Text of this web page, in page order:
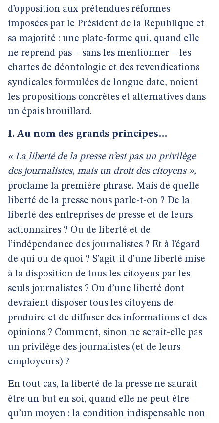
d’opposition aux prétendues réformes
imposées par le Président de la République et
sa majorité : une plate-forme qui, quand elle
ne reprend pas – sans les mentionner – les
chartes de déontologie et des revendications
syndicales formulées de longue date, noient
les propositions concrètes et alternatives dans
un épais brouillard.
I. Au nom des grands principes…
« La liberté de la presse n’est pas un privilège
des journalistes, mais un droit des citoyens »,
proclame la première phrase. Mais de quelle
liberté de la presse nous parle-t-on ? De la
liberté des entreprises de presse et de leurs
actionnaires ? Ou de liberté et de
l’indépendance des journalistes ? Et à l’égard
de qui ou de quoi ? S’agit-il d’une liberté mise
à la disposition de tous les citoyens par les
seuls journalistes ? Ou d’une liberté dont
devraient disposer tous les citoyens de
produire et de diffuser des informations et des
opinions ? Comment, sinon ne serait-elle pas
un privilège des journalistes (et de leurs
employeurs) ?
En tout cas, la liberté de la presse ne saurait
être un but en soi, quand elle ne peut être
qu’un moyen : la condition indispensable non